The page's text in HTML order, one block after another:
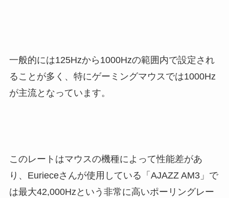
一般的には125Hzから1000Hzの範囲内で設定され
ることが多く、特にゲーミングマウスでは1000Hz
が主流となっています。
このレートはマウスの機種によって性能差があ
り、Eurieceさんが使用している「AJAZZ AM3」で
は最大42,000Hzという非常に高いポーリングレー